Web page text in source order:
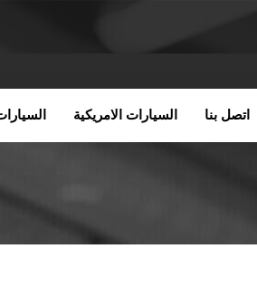
اتصل بنا السيارات الامريكية